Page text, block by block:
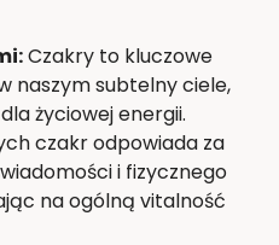
Czakry to kluczowe
naszym subtelny ciele,
życiowej energii.
czakr odpowiada za
i fizycznego
na ogólną vitalność